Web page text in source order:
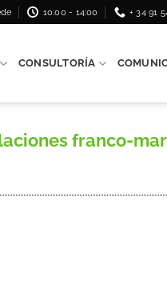
10:00 - 14:00 + 34 91
CONSULTORÍA
franco-